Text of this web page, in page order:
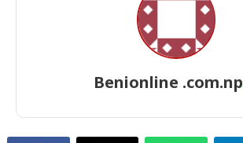
Benionline .com.np